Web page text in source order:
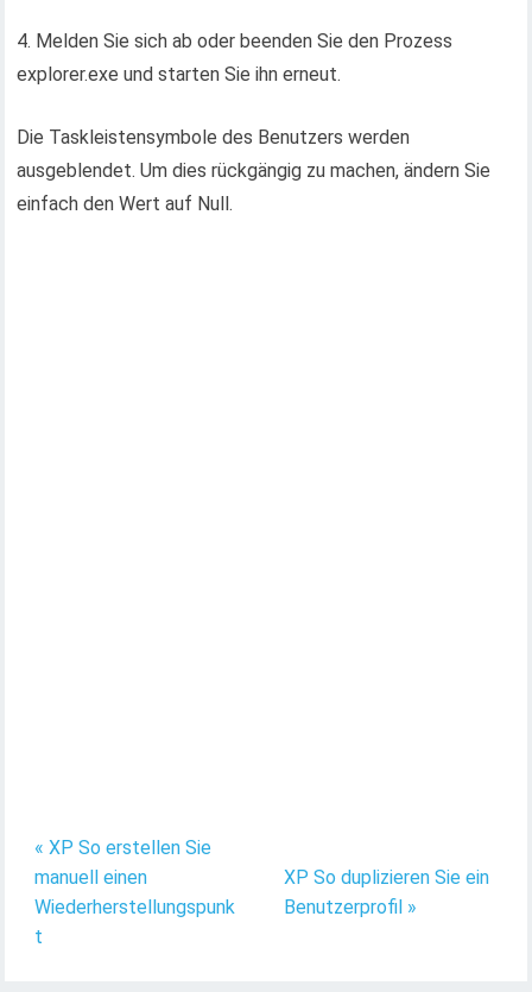
4. Melden Sie sich ab oder beenden Sie den Prozess
explorer.exe und starten Sie ihn erneut.
Die Taskleistensymbole des Benutzers werden
ausgeblendet. Um dies rückgängig zu machen, ändern Sie
einfach den Wert auf Null.
« XP So erstellen Sie
manuell einen
Wiederherstellungspunk
t
XP So duplizieren Sie ein
Benutzerprofil »